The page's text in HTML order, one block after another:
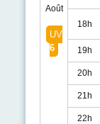
Août
UV
6
18h
19h
20h
21h
22h